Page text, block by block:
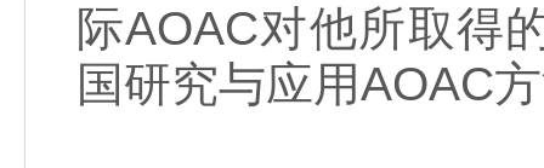
际AOAC对他所取得
国研究与应用AOAC